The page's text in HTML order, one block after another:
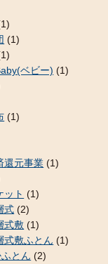
(1)
ベビー) (1)
(1)
還元事業 (1)
ット (1)
式 (2)
式敷 (1)
式敷ふとん (1)
とん (2)